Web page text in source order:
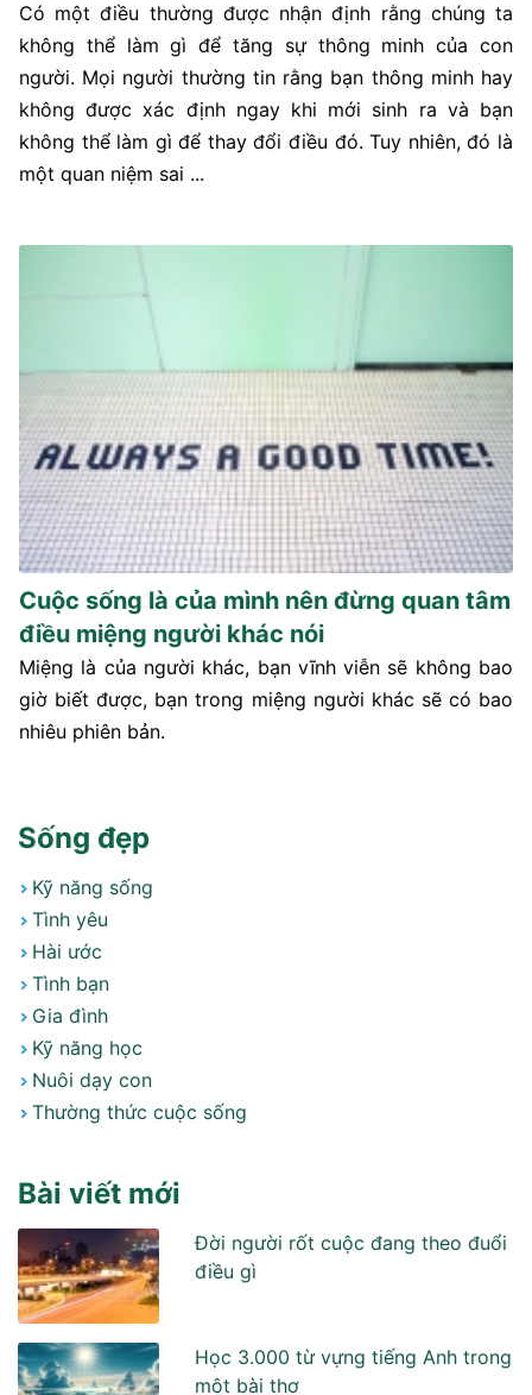
Có một điều thường được nhận định rằng chúng ta
không thể làm gì để tăng sự thông minh của con
người. Mọi người thường tin rằng bạn thông minh hay
không được xác định ngay khi mới sinh ra và bạn
không thể làm gì để thay đổi điều đó. Tuy nhiên, đó là
một quan niệm sai ...
Cuộc sống là của mình nên đừng quan tâm
điều miệng người khác nói
Miệng là của người khác, bạn vĩnh viễn sẽ không bao
giờ biết được, bạn trong miệng người khác sẽ có bao
nhiêu phiên bản.
Sống đẹp
Kỹ năng sống
Tình yêu
Hài ước
Tình bạn
Gia đình
Kỹ năng học
Nuôi dạy con
Thường thức cuộc sống
Bài viết mới
Đời người rốt cuộc đang theo đuổi
điều gì
Học 3.000 từ vựng tiếng Anh trong
môt bài thơ